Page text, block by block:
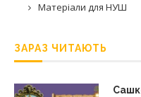
Матеріали для НУШ
ЗАРАЗ ЧИТАЮТЬ